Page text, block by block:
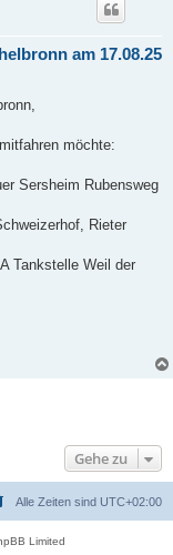
am 17.08.25
möchte:
Sersheim Rubensweg
Rieter
Tankstelle Weil der
Gehe zu
Alle Zeiten sind UTC+02:00
Limited